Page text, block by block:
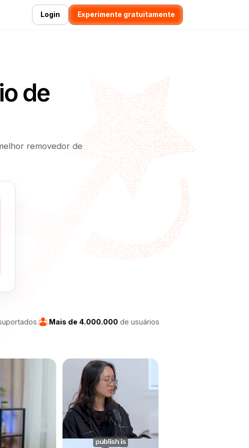
Login Experimente gratuitamente
de
removedor de
Mais de 4.000.000de usuários